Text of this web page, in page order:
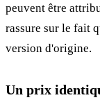
peuvent être
rassure sur le fait
version d'origine.
Un prix